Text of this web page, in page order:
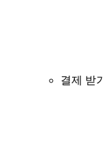
결제 받기